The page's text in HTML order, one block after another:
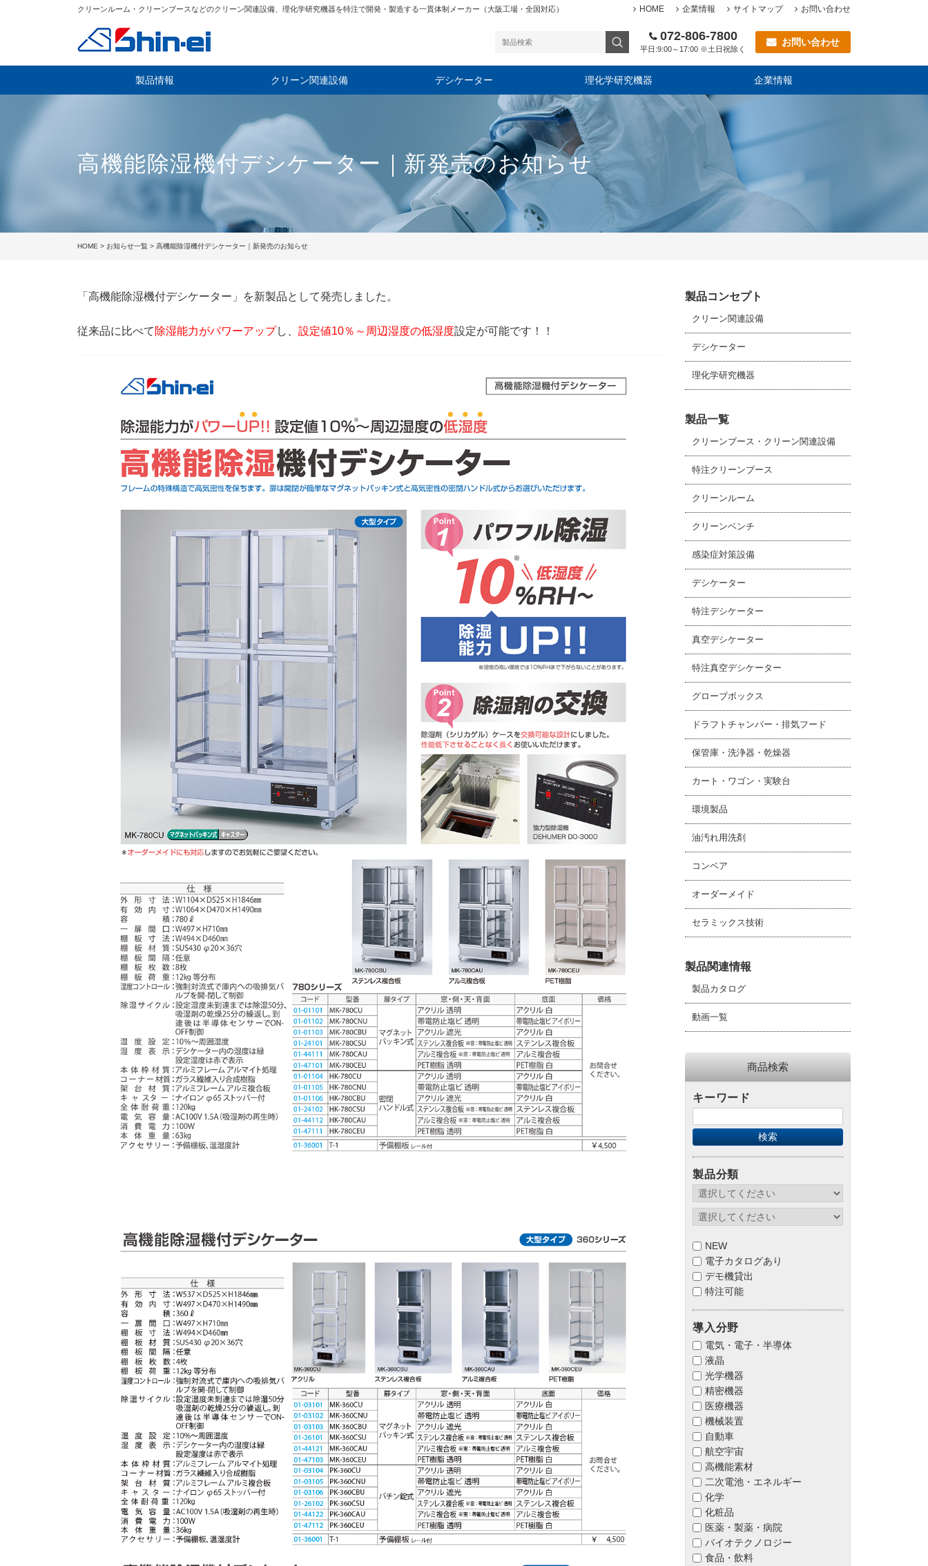
クリーンルーム・クリーンブースなどのクリーン関連設備、理化学研究機器を特注で開発・製造する一貫体制メーカー（大阪工場・全国対応） HOME 企業情報 サイトマップ お問い合わせ
072-806-7800
平日:9:00～17:00 ※土日祝除く
お問い合わせ
製品情報 クリーン関連設備 デシケーター 理化学研究機器 企業情報
高機能除湿機付デシケーター｜新発売のお知らせ
HOME > お知らせ一覧 > 高機能除湿機付デシケーター｜新発売のお知らせ
「高機能除湿機付デシケーター」を新製品として発売しました。
従来品に比べて 除湿能力がパワーアップし、 設定値10％～周辺湿度の低湿度設定が可能です！！
製品コンセプト
クリーン関連設備
デシケーター
理化学研究機器
製品一覧
クリーンブース・クリーン関連設備
特注クリーンブース
クリーンルーム
クリーンベンチ
感染症対策設備
デシケーター
特注デシケーター
真空デシケーター
特注真空デシケーター
グローブボックス
ドラフトチャンバー・排気フード
保管庫・洗浄器・乾燥器
カート・ワゴン・実験台
環境製品
油汚れ用洗剤
コンベア
オーダーメイド
セラミックス技術
製品関連情報
製品カタログ
動画一覧
商品検索
キーワード
製品分類
NEW
電子カタログあり
デモ機貸出
特注可能
導入分野
電気・電子・半導体
液晶
光学機器
精密機器
医療機器
機械装置
自動車
航空宇宙
高機能素材
二次電池・エネルギー
化学
化粧品
医薬・製薬・病院
バイオテクノロジー
食品・飲料